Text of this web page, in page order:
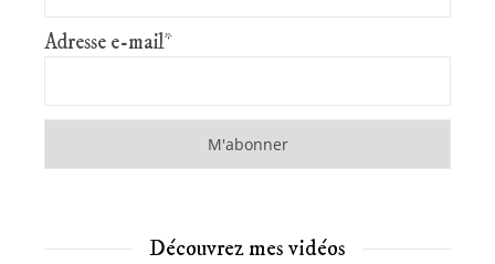
Adresse e-mail*
Découvrez mes vidéos